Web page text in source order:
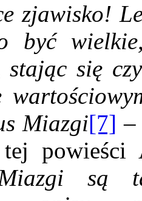
zjawisko!
być
stając się
Miazgi[7] –
są